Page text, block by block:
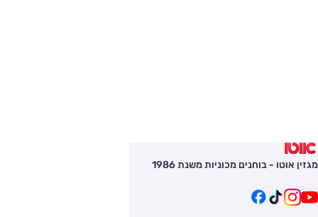
מגזין אוטו - בוחנים מכוניות משנת 1986